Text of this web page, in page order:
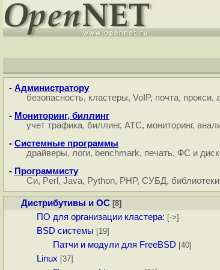
- Администратору
безопасность, кластеры,VoIP, почта, прокси,
- Мониторинг, биллинг
учет трафика, биллинг,АТС, мониторинг,
- Системные программы
драйверы, логи, benchmark, печать, ФС и
- Программисту
Си, Perl ,Java, Python, PHP,СУБД, библиотеки
Дистрибутивы и ОС [8]
ПО для организации кластера: [->]
BSD системы [19]
Патчи и модули для FreeBSD [40]
Linux [37]